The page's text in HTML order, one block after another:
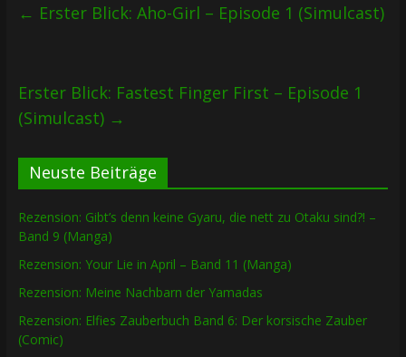
← Erster Blick: Aho-Girl – Episode 1 (Simulcast)
Erster Blick: Fastest Finger First – Episode 1
(Simulcast) →
Neuste Beiträge
Rezension: Gibt’s denn keine Gyaru, die nett zu Otaku sind?! –
Band 9 (Manga)
Rezension: Your Lie in April – Band 11 (Manga)
Rezension: Meine Nachbarn der Yamadas
Rezension: Elfies Zauberbuch Band 6: Der korsische Zauber
(Comic)